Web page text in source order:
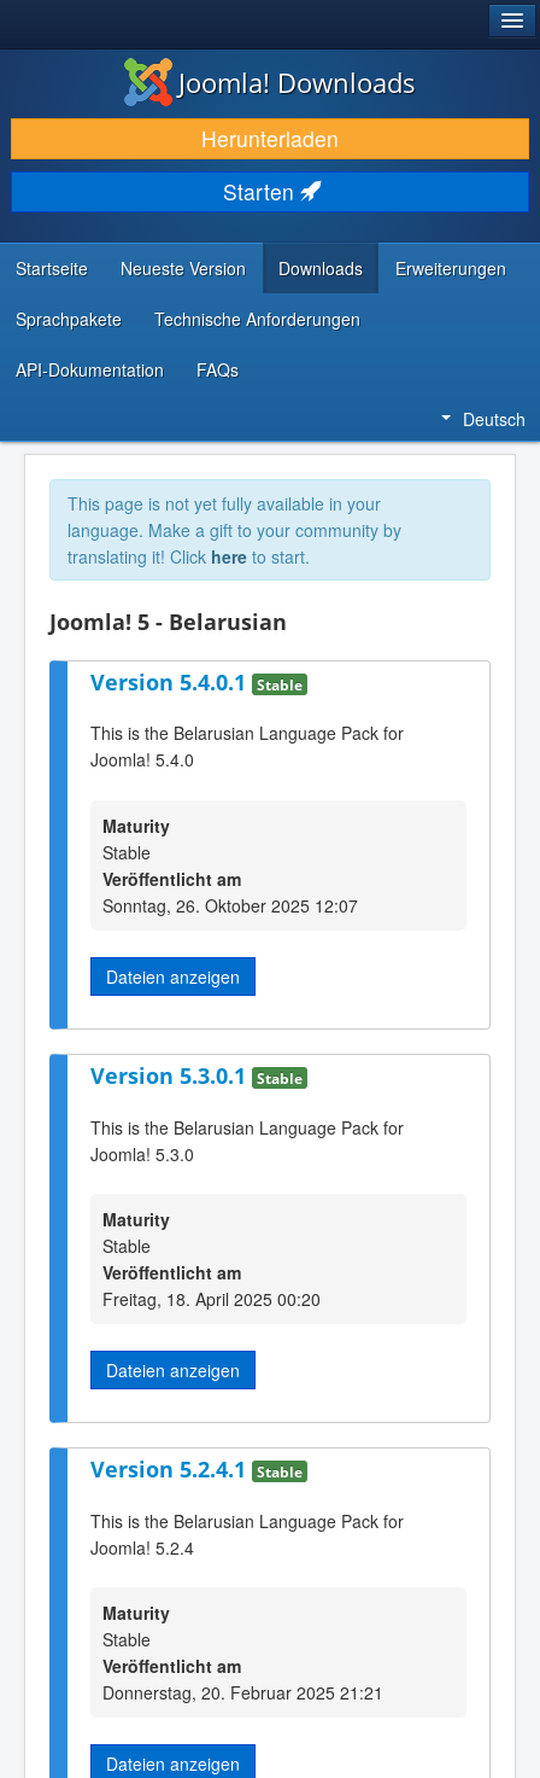
DOWNLOAD & ERWEITERN
ENTDECKEN & LERNEN
COMMUNITY & SUPPORT
RESSOURCEN FÜR ENTWICKLER
Joomla! Downloads
Herunterladen
Starten
Startseite Neueste Version Downloads Erweiterungen
Sprachpakete Technische Anforderungen
API-Dokumentation FAQs
Deutsch
This page is not yet fully available in your
language. Make a gift to your community by
translating it! Click here to start.
Joomla! 5 - Belarusian
Version 5.4.0.1 Stable
This is the Belarusian Language Pack for
Joomla! 5.4.0
Maturity
Stable
Veröffentlicht am
Sonntag, 26. Oktober 2025 12:07
Dateien anzeigen
Version 5.3.0.1 Stable
This is the Belarusian Language Pack for
Joomla! 5.3.0
Maturity
Stable
Veröffentlicht am
Freitag, 18. April 2025 00:20
Dateien anzeigen
Version 5.2.4.1 Stable
This is the Belarusian Language Pack for
Joomla! 5.2.4
Maturity
Stable
Veröffentlicht am
Donnerstag, 20. Februar 2025 21:21
Dateien anzeigen